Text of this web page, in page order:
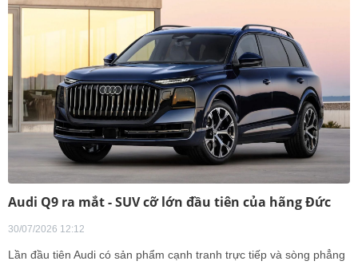
Audi Q9 ra mắt - SUV cỡ lớn đầu tiên của hãng Đức
30/07/2026 12:12
Lần đầu tiên Audi có sản phẩm cạnh tranh trực tiếp và sòng phẳng